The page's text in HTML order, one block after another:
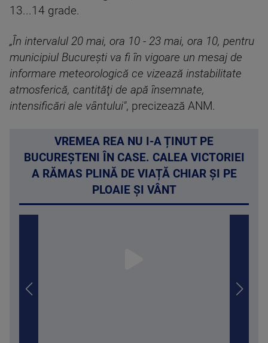
13...14 grade.
„În intervalul 20 mai, ora 10 - 23 mai, ora 10, pentru
municipiul Bucureşti va fi în vigoare un mesaj de
informare meteorologică ce vizează instabilitate
atmosferică, cantităţi de apă însemnate,
intensificări ale vântului", precizează ANM.
VREMEA REA NU I-A ȚINUT PE
BUCUREȘTENI ÎN CASE. CALEA VICTORIEI
A RĂMAS PLINĂ DE VIAȚĂ CHIAR ȘI PE
PLOAIE ȘI VÂNT